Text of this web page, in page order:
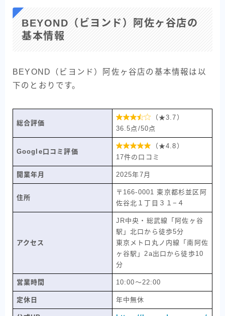
BEYOND（ビヨンド）阿佐ヶ谷店の
基本情報
BEYOND（ビヨンド）阿佐ヶ谷店の基本情報は以
下のとおりです。
総合評価

（★3.7）
36.5点/50点
Google口コミ評価

（★4.8）
17件の口コミ
開業年月 2025年7月
住所
〒166-0001 東京都杉並区阿
佐谷北１丁目３１−４
アクセス
JR中央・総武線「阿佐ヶ谷
駅」北口から徒歩5分
東京メトロ丸ノ内線「南阿佐
ヶ谷駅」2a出口から徒歩10
分
営業時間 10:00〜22:00
定休日 年中無休